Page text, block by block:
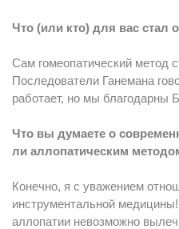
Что (или кто) для вас стал
Сам гомеопатический метод
Последователи Ганемана
работает, но мы благодарны
Что вы думаете о
ли аллопатическим
Конечно, я с уважением
инструментальной
аллопатии невозможно